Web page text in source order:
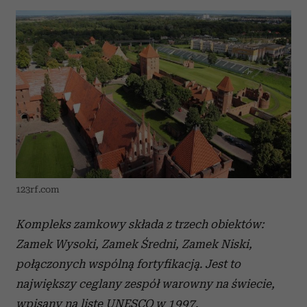
123rf.com
Kompleks zamkowy składa z trzech obiektów:
Zamek Wysoki, Zamek Średni, Zamek Niski,
połączonych wspólną fortyfikacją. Jest to
największy ceglany zespół warowny na świecie,
wpisany na listę UNESCO w 1997.